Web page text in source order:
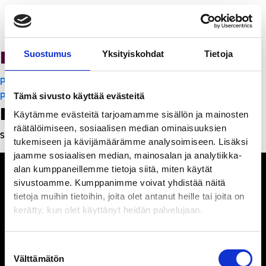
Suostumus Yksityiskohdat Tietoja
Tämä sivusto käyttää evästeitä
Käytämme evästeitä tarjoamamme sisällön ja mainosten
räätälöimiseen, sosiaalisen median ominaisuuksien
tukemiseen ja kävijämäärämme analysoimiseen. Lisäksi
jaamme sosiaalisen median, mainosalan ja analytiikka-
alan kumppaneillemme tietoja siitä, miten käytät
sivustoamme. Kumppanimme voivat yhdistää näitä
tietoja muihin tietoihin, joita olet antanut heille tai joita on
kerätty, kun olet käyttänyt heidän palvelujaan.
valinta
Välttämätön
Ravintola Sofia
Artikkelien
selaus
PanchoVilla
PanchoVilla
Leave a Reply
Sinun täytyy kirjautua sisään